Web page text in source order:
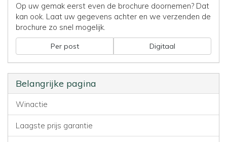
Op uw gemak eerst even de brochure doornemen? Dat
kan ook. Laat uw gegevens achter en we verzenden de
brochure zo snel mogelijk.
Per post Digitaal
Belangrijke pagina
Winactie
Laagste prijs garantie